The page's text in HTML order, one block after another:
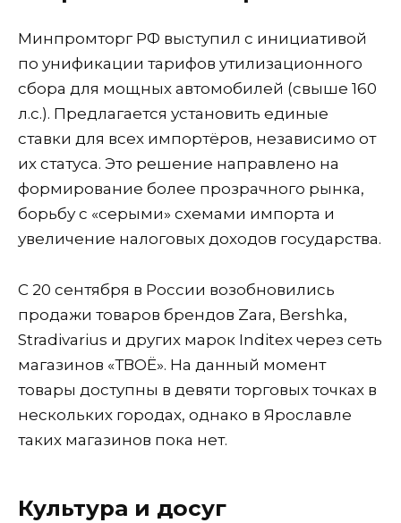
Минпромторг РФ выступил с инициативой
по унификации тарифов утилизационного
сбора для мощных автомобилей (свыше 160
л.с.). Предлагается установить единые
ставки для всех импортёров, независимо от
их статуса. Это решение направлено на
формирование более прозрачного рынка,
борьбу с «серыми» схемами импорта и
увеличение налоговых доходов государства.
С 20 сентября в России возобновились
продажи товаров брендов Zara, Bershka,
Stradivarius и других марок Inditex через сеть
магазинов «ТВОЁ». На данный момент
товары доступны в девяти торговых точках в
нескольких городах, однако в Ярославле
таких магазинов пока нет.
Культура и досуг